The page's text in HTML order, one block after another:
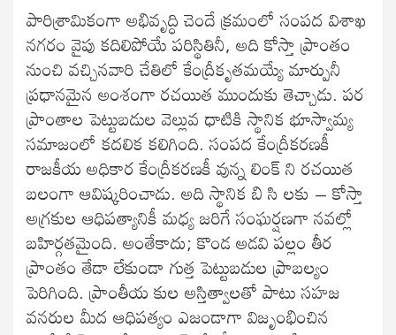
పారిశ్రామికంగా అభివృద్ధి చెందే క్రమంలో సంపద విశాఖ
నగరం వైపు కదిలిపోయే పరిస్థితినీ, అది కోస్తా ప్రాంతం
నుంచి వచ్చినవారి చేతిలో కేంద్రీకృతమయ్యే మార్పునీ
ప్రధానమైన అంశంగా రచయిత ముందుకు తెచ్చాడు. పర
ప్రాంతాల పెట్టుబడుల వెల్లువ ధాటికి స్థానిక భూస్వామ్య
సమాజంలో కదలిక కలిగింది. సంపద కేంద్రీకరణకీ
రాజకీయ అధికార కేంద్రీకరణకీ వున్న లింక్ ని రచయిత
బలంగా ఆవిష్కరించాడు. అది స్థానిక బి సి లకు – కోస్తా
అగ్రకుల ఆధిపత్యానికీ మధ్య జరిగే సంఘర్షణగా నవల్లో
బహిర్గతమైంది. అంతేకాదు; కొండ అడవి పల్లం తీర
ప్రాంతం తేడా లేకుండా గుత్త పెట్టుబడుల ప్రాబల్యం
పెరిగింది. ప్రాంతీయ కుల అస్తిత్వాలతో పాటు సహజ
వనరుల మీద ఆధిపత్యం ఎజండాగా విజృంభించిన